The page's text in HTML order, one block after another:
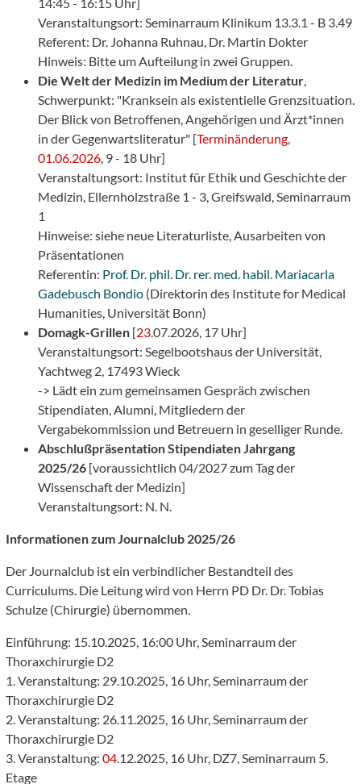
Veranstaltungsort: Seminarraum Klinikum 13.3.1 - B 3.49
Referent: Dr. Johanna Ruhnau, Dr. Martin Dokter
Hinweis: Bitte um Aufteilung in zwei Gruppen.
Die Welt der Medizin im Medium der Literatur,
Schwerpunkt: "Kranksein als existentielle Grenzsituation.
Der Blick von Betroffenen, Angehörigen und Ärzt*innen
in der Gegenwartsliteratur" [Terminänderung,
01.06.2026, 9 - 18 Uhr]
Veranstaltungsort: Institut für Ethik und Geschichte der
Medizin, Ellernholzstraße 1 - 3, Greifswald, Seminarraum
1
Hinweise: siehe neue Literaturliste, Ausarbeiten von
Präsentationen
Referentin: Prof. Dr. phil. Dr. rer. med. habil. Mariacarla
Gadebusch Bondio (Direktorin des Institute for Medical
Humanities, Universität Bonn)
Domagk-Grillen [23.07.2026, 17 Uhr]
Veranstaltungsort: Segelbootshaus der Universität,
Yachtweg 2, 17493 Wieck
-> Lädt ein zum gemeinsamen Gespräch zwischen
Stipendiaten, Alumni, Mitgliedern der
Vergabekommission und Betreuern in geselliger Runde.
Abschlußpräsentation Stipendiaten Jahrgang
2025/26 [voraussichtlich 04/2027 zum Tag der
Wissenschaft der Medizin]
Veranstaltungsort: N. N.
Informationen zum Journalclub 2025/26
Der Journalclub ist ein verbindlicher Bestandteil des
Curriculums. Die Leitung wird von Herrn PD Dr. Dr. Tobias
Schulze (Chirurgie) übernommen.
Einführung: 15.10.2025, 16:00 Uhr, Seminarraum der
Thoraxchirurgie D2
1. Veranstaltung: 29.10.2025, 16 Uhr, Seminarraum der
Thoraxchirurgie D2
2. Veranstaltung: 26.11.2025, 16 Uhr, Seminarraum der
Thoraxchirurgie D2
3. Veranstaltung: 04.12.2025, 16 Uhr, DZ7, Seminarraum 5.
Etage